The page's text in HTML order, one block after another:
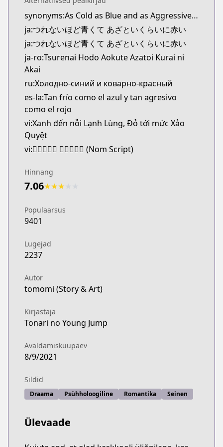
Kitsu
https://kitsu.app/manga/61796
CDJapan
CDJapan
https://www.anime-planet.com/manga/https://
MangaUpdates
MangaUpdates
https://www.mangaupdates.com/
Book☆Walker
Book☆Walker
https://bookwalker.jp/series/336839/list
synonyms:As Cold as Blue and as Aggressive as Red,Cold Blue, Hot Red
ja:つれないほど青くて あざといくらいに赤い
ja:つれないほど青くて あざといくらいに赤い
ja-ro:Tsurenai Hodo Aokute Azatoi Kurai ni
Akai
ru:Холодно-синий и коварно-красный
es-la:Tan frío como el azul y tan agresivo
como el rojo
vi:Xanh đến nỗi Lạnh Lùng, Đỏ tới mức Xảo
Quyệt
vi:𩇢𦤾馁𨗺𡫶 𧹼細墨巧譎 (Nom Script)
Hinnang
7.06★★★
Populaarsus
9401
Lugejad
2237
Autor
tomomi (Story & Art)
Kirjastaja
Tonari no Young Jump
Avaldamiskuupäev
8/9/2021
Sildid
Draama Psühholoogiline Romantika Seinen
Ülevaade